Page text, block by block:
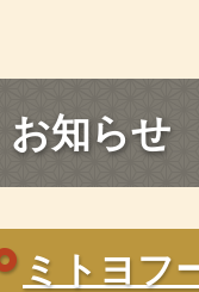
お知らせ
ミトヨフ